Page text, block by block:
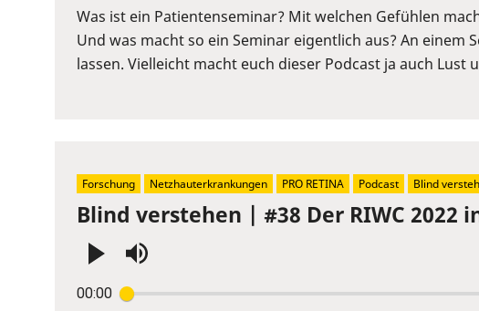
or
Space
to
Was ist ein Patientenseminar? Mit welchen Gefühlen
Und was macht so ein Seminar eigentlich aus? An
lassen. Vielleicht macht euch dieser Podcast ja auch
Blind verstehen | #38 Der RIWC
00:00
Enter
Forschung Netzhauterkrankungen PRO RETINA Podcast Blind